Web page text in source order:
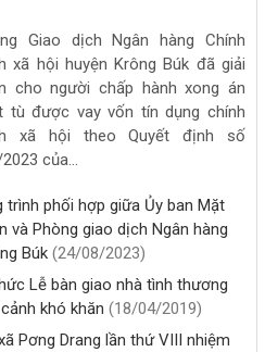
sách xã hội Krông Búk
cho người chấp hành xong án
chính sách xã hội theo Quyết
17/8/2023 của Thủ tướng
người chấp hành xong án phạt
điểm tựa vững chắc giúp hộ
sách là Hội viên Hội Phụ nữ
cuộc sống
Giao dịch Ngân hàng Chính
xã hội huyện Krông Búk đã giải
cho người chấp hành xong án
tù được vay vốn tín dụng chính
xã hội theo Quyết định số
của...
phối hợp giữa Ủy ban Mặt
và Phòng giao dịch Ngân hàng
Búk (24/08/2023)
Lễ bàn giao nhà tình thương
khó khăn (18/04/2019)
Pơng Drang lần thứ VIII nhiệm